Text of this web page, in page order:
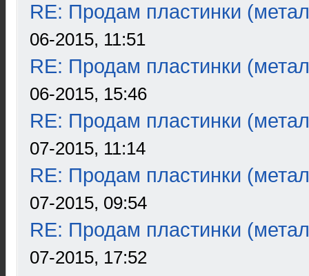
RE: Продам пластинки
06-2015, 11:51
RE: Продам пластинки
06-2015, 15:46
RE: Продам пластинки
07-2015, 11:14
RE: Продам пластинки
07-2015, 09:54
RE: Продам пластинки
07-2015, 17:52